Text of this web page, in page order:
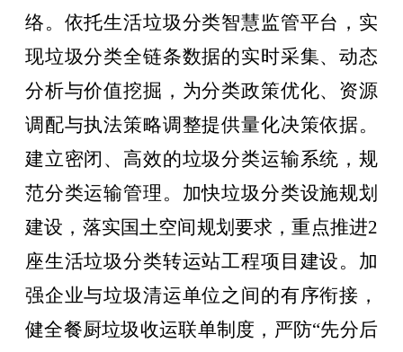
络。依托生活垃圾分类智慧监管平台，实
现垃圾分类全链条数据的实时采集、动态
分析与价值挖掘，为分类政策优化、资源
调配与执法策略调整提供量化决策依据。
建立密闭、高效的垃圾分类运输系统，规
范分类运输管理。 加快垃圾分类设施规划
建设，落实国土空间规划要求，重点推进2
座生活垃圾分类转运站工程项目建设。 加
强企业与垃圾清运单位之间的有序衔接，
健全餐厨垃圾收运联单制度，严防“先分后